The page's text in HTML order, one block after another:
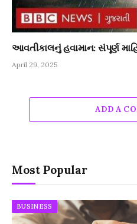
આવતીકાલનું હવામાન: સંપૂર્ણ
April 29, 2025
ADD A
Most Popular
BUSINESS